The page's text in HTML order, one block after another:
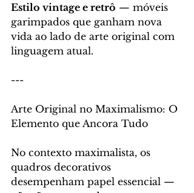
Estilo vintage e retrô — móveis
garimpados que ganham nova
vida ao lado de arte original com
linguagem atual.
---
Arte Original no Maximalismo: O
Elemento que Ancora Tudo
No contexto maximalista, os
quadros decorativos
desempenham papel essencial —